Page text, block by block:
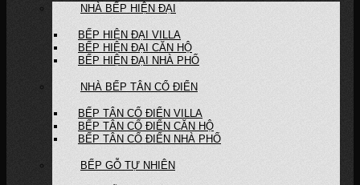
NHÀ BẾP HIỆN ĐẠI
BẾP HIỆN ĐẠI VILLA
BẾP HIỆN ĐẠI CĂN HỘ
BẾP HIỆN ĐẠI NHÀ PHỐ
NHÀ BẾP TÂN CỔ ĐIỂN
BẾP TÂN CỔ ĐIỂN VILLA
BẾP TÂN CỔ ĐIỂN CĂN HỘ
BẾP TÂN CỔ ĐIỂN NHÀ PHỐ
BẾP GỖ TỰ NHIÊN